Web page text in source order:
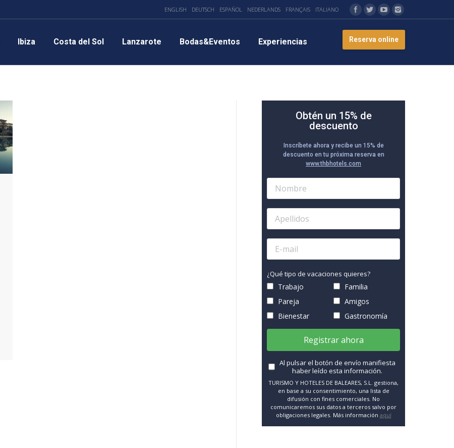
ENGLISH DEUTSCH ESPAÑOL NEDERLANDS FRANÇAIS ITALIANO
Ibiza Costa del Sol Lanzarote Bodas&Eventos Experiencias Reserva online
Obtén un 15% de
descuento
Inscríbete ahora y recibe un 15% de
descuento en tu próxima reserva en
www.thbhotels.com
¿Qué tipo de vacaciones quieres?
Trabajo
Familia
Pareja
Amigos
Bienestar
Gastronomía
Registrar ahora
Al pulsar el botón de envío manifiesta
haber leído esta información.
TURISMO Y HOTELES DE BALEARES, S.L. gestiona,
en base a su consentimiento, una lista de
difusión con fines comerciales. No
comunicaremos sus datos a terceros salvo por
obligaciones legales. Más información aquí